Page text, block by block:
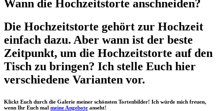
Wann die Hochzeitstorte anschneiden?
Die Hochzeitstorte gehört zur Hochzeit
einfach dazu. Aber wann ist der beste
Zeitpunkt, um die Hochzeitstorte auf den
Tisch zu bringen? Ich stelle Euch hier
verschiedene Varianten vor.
Klickt Euch durch die Galerie meiner schönsten Tortenbilder! Ich würde mich freuen,
wenn Ihr Euch mal meine Angebote anseht!